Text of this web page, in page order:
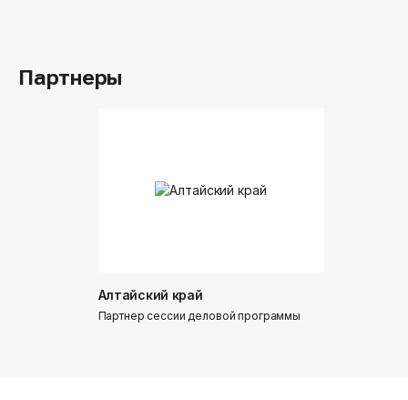
Партнеры
Алтайский край
Партнер сессии деловой программы